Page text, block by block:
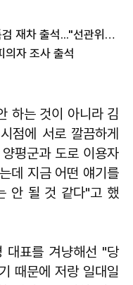
'양평고속도로 의혹' 원희룡 종합특검 재차 출석..."선관위나 특검 다를 바 없어"
의자 조사 출석
하는 것이 아니라 김
점에 서로 깔끔하게
평군과 도로 이용자
데 지금 어떤 얘기를
안 될 것 같다"고 했
대표를 겨냥해선 "당
때문에 저랑 일대일